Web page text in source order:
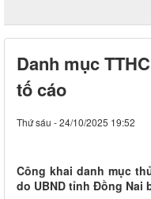
Danh mục
tố cáo
Thứ sáu - 24/10/2025 19:52
Công khai danh mục
do UBND tỉnh Đồng Nai